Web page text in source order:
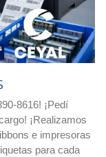
nuestro equipo
11-3890-
Etiquetas
la identificación,